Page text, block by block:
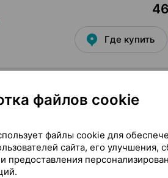
Где купить
файлов cookie
файлы cookie для
сайта, его улучшения,
предоставления